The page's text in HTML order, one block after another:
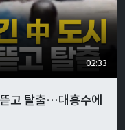
02:33
고 탈출…대홍수에